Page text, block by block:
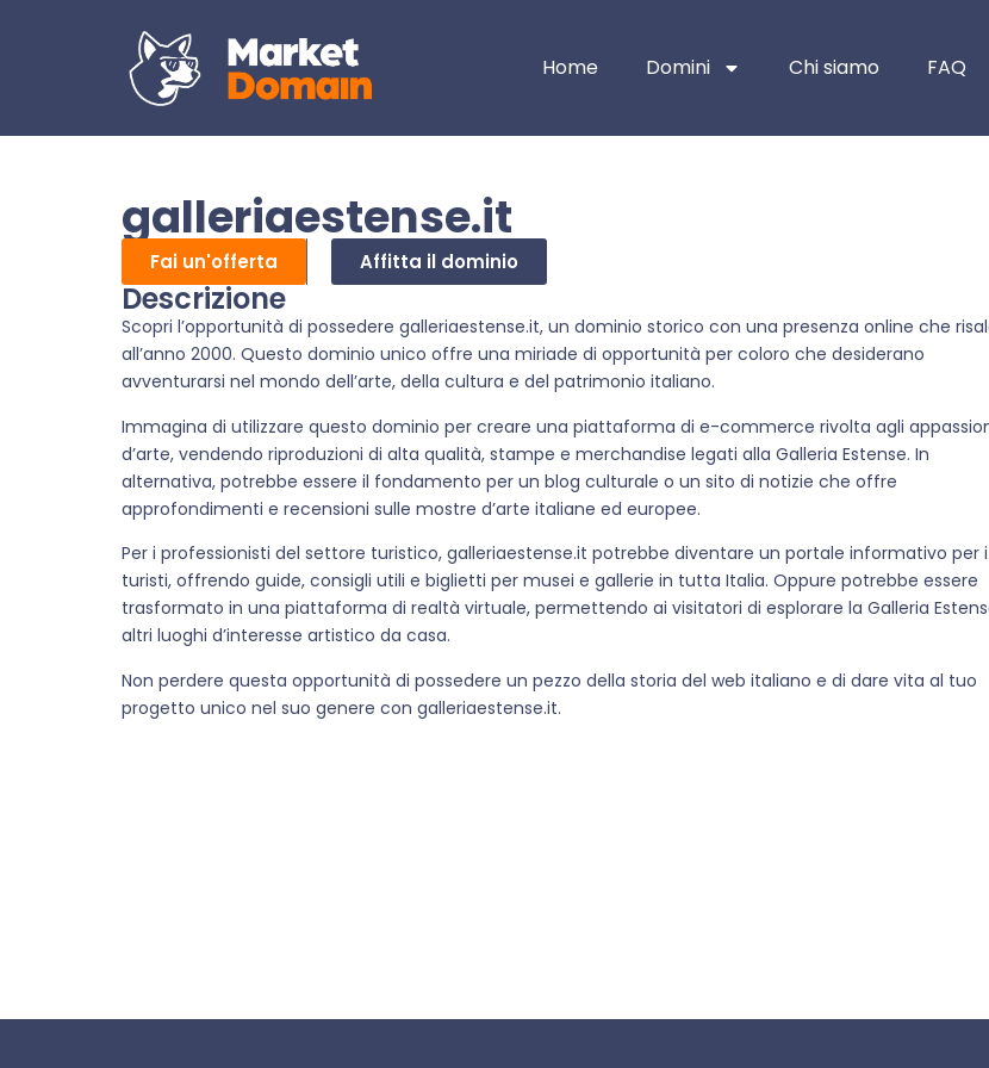
Home Domini Chi siamo FAQ
galleriaestense.it
Fai un'offerta Affitta il dominio
Descrizione
Scopri l’opportunità di possedere galleriaestense.it, un dominio storico con una presenza online che
all’anno 2000. Questo dominio unico offre una miriade di opportunità per coloro che desiderano
avventurarsi nel mondo dell’arte, della cultura e del patrimonio italiano.
Immagina di utilizzare questo dominio per creare una piattaforma di e-commerce rivolta agli
d’arte, vendendo riproduzioni di alta qualità, stampe e merchandise legati alla Galleria Estense. In
alternativa, potrebbe essere il fondamento per un blog culturale o un sito di notizie che offre
approfondimenti e recensioni sulle mostre d’arte italiane ed europee.
Per i professionisti del settore turistico, galleriaestense.it potrebbe diventare un portale informativo per i
turisti, offrendo guide, consigli utili e biglietti per musei e gallerie in tutta Italia. Oppure potrebbe essere
trasformato in una piattaforma di realtà virtuale, permettendo ai visitatori di esplorare la Galleria
altri luoghi d’interesse artistico da casa.
Non perdere questa opportunità di possedere un pezzo della storia del web italiano e di dare vita al tuo
progetto unico nel suo genere con galleriaestense.it.